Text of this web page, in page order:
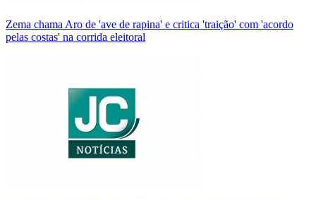
Zema chama Aro de 'ave de rapina' e critica 'traição' com 'acordo
pelas costas' na corrida eleitoral